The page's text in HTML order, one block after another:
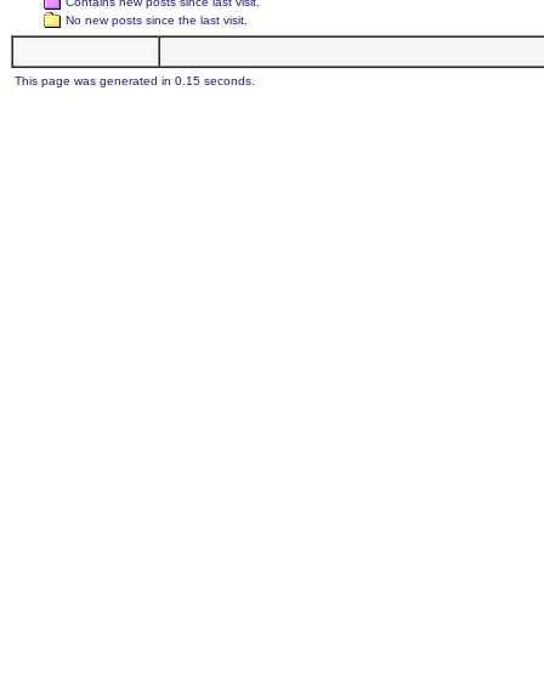
No new posts since the last visit.
This page was generated in 0.15 seconds.